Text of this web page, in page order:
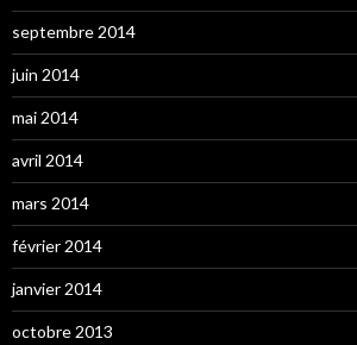
septembre 2014
juin 2014
mai 2014
avril 2014
mars 2014
février 2014
janvier 2014
octobre 2013